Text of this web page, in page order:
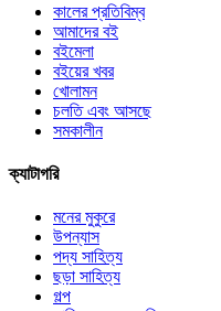
কালের প্রতিবিম্ব
আমাদের বই
বইমেলা
বইয়ের খবর
খোলামন
চলতি এবং আসছে
সমকালীন
ক্যাটাগরি
মনের মুকুরে
উপন্যাস
পদ্য সাহিত্য
ছড়া সাহিত্য
গল্প